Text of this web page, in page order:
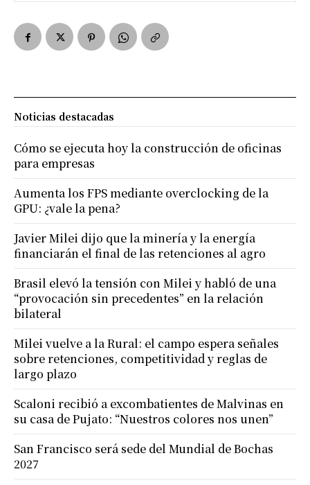
Noticias destacadas
Cómo se ejecuta hoy la construcción de oficinas
para empresas
Aumenta los FPS mediante overclocking de la
GPU: ¿vale la pena?
Javier Milei dijo que la minería y la energía
financiarán el final de las retenciones al agro
Brasil elevó la tensión con Milei y habló de una
“provocación sin precedentes” en la relación
bilateral
Milei vuelve a la Rural: el campo espera señales
sobre retenciones, competitividad y reglas de
largo plazo
Scaloni recibió a excombatientes de Malvinas en
su casa de Pujato: “Nuestros colores nos unen”
San Francisco será sede del Mundial de Bochas
2027